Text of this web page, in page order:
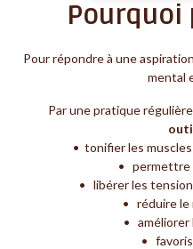
Pour répondre à une
mental
Par une pratique
• tonifier les
• permettre
• libérer les
• réduire le
• améliorer
•